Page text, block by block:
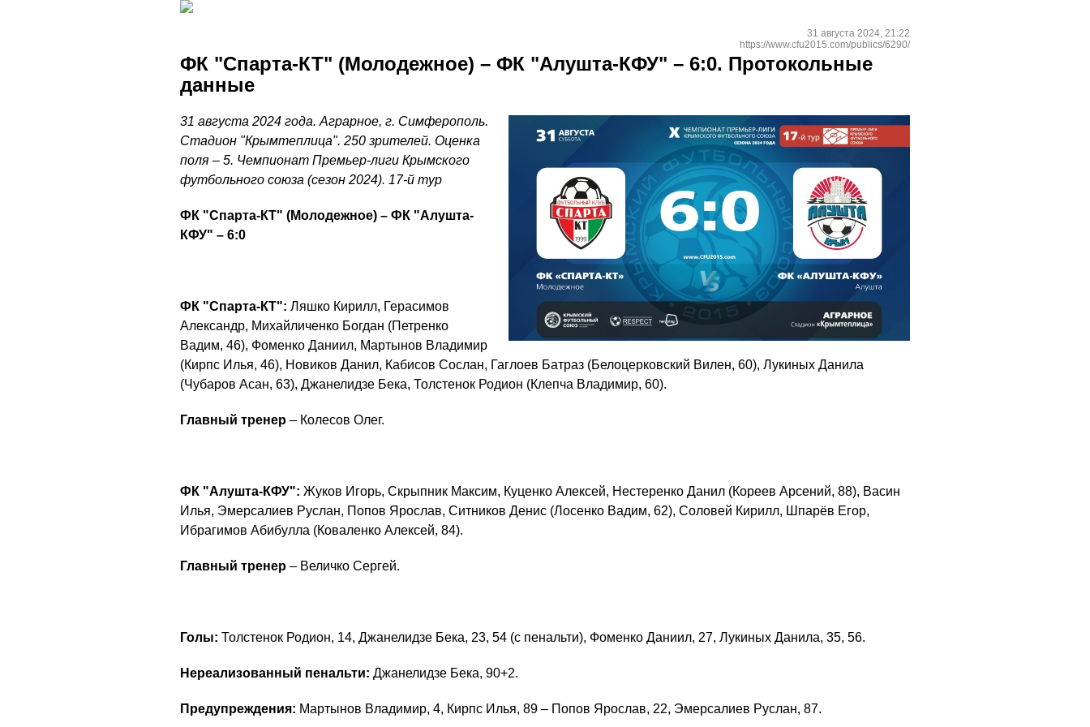
31 августа 2024, 21:22
https://www.cfu2015.com/publics/6290/
ФК "Спарта-КТ" (Молодежное) – ФК "Алушта-КФУ" – 6:0. Протокольные
данные
31 августа 2024 года. Аграрное, г. Симферополь.
Стадион "Крымтеплица". 250 зрителей. Оценка
поля – 5. Чемпионат Премьер-лиги Крымского
футбольного союза (сезон 2024). 17-й тур
ФК "Спарта-КТ" (Молодежное) – ФК "Алушта-
КФУ" – 6:0
ФК "Спарта-КТ": Ляшко Кирилл, Герасимов
Александр, Михайличенко Богдан (Петренко
Вадим, 46), Фоменко Даниил, Мартынов Владимир
(Кирпс Илья, 46), Новиков Данил, Кабисов Сослан, Гаглоев Батраз (Белоцерковский Вилен, 60), Лукиных Данила
(Чубаров Асан, 63), Джанелидзе Бека, Толстенок Родион (Клепча Владимир, 60).
Главный тренер – Колесов Олег.
ФК "Алушта-КФУ": Жуков Игорь, Скрыпник Максим, Куценко Алексей, Нестеренко Данил (Кореев Арсений, 88), Васин
Илья, Эмерсалиев Руслан, Попов Ярослав, Ситников Денис (Лосенко Вадим, 62), Соловей Кирилл, Шпарёв Егор,
Ибрагимов Абибулла (Коваленко Алексей, 84).
Главный тренер – Величко Сергей.
Голы: Толстенок Родион, 14, Джанелидзе Бека, 23, 54 (с пенальти), Фоменко Даниил, 27, Лукиных Данила, 35, 56.
Нереализованный пенальти: Джанелидзе Бека, 90+2.
Предупреждения: Мартынов Владимир, 4, Кирпс Илья, 89 – Попов Ярослав, 22, Эмерсалиев Руслан, 87.